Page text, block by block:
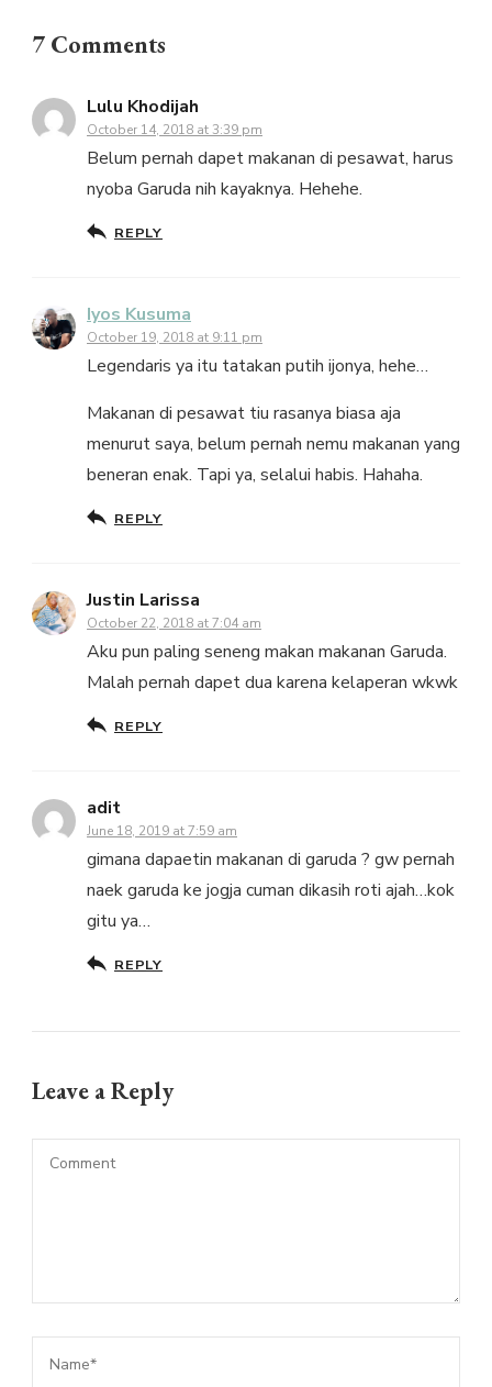
7 Comments
Lulu Khodijah
October 14, 2018 at 3:39 pm
Belum pernah dapet makanan di pesawat, harus
nyoba Garuda nih kayaknya. Hehehe.
REPLY
Iyos Kusuma
October 19, 2018 at 9:11 pm
Legendaris ya itu tatakan putih ijonya, hehe…
Makanan di pesawat tiu rasanya biasa aja
menurut saya, belum pernah nemu makanan yang
beneran enak. Tapi ya, selalui habis. Hahaha.
REPLY
Justin Larissa
October 22, 2018 at 7:04 am
Aku pun paling seneng makan makanan Garuda.
Malah pernah dapet dua karena kelaperan wkwk
REPLY
adit
June 18, 2019 at 7:59 am
gimana dapaetin makanan di garuda ? gw pernah
naek garuda ke jogja cuman dikasih roti ajah…kok
gitu ya…
REPLY
Leave a Reply